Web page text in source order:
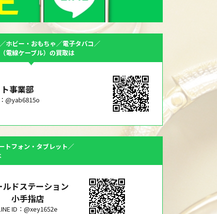
ホビー・おもちゃ／電子タバコ／
電線ケーブル）の買取は
事業部
@yab6815o
トフォン・タブレット／
ルドステーション
小手指店
ID：@xey1652e